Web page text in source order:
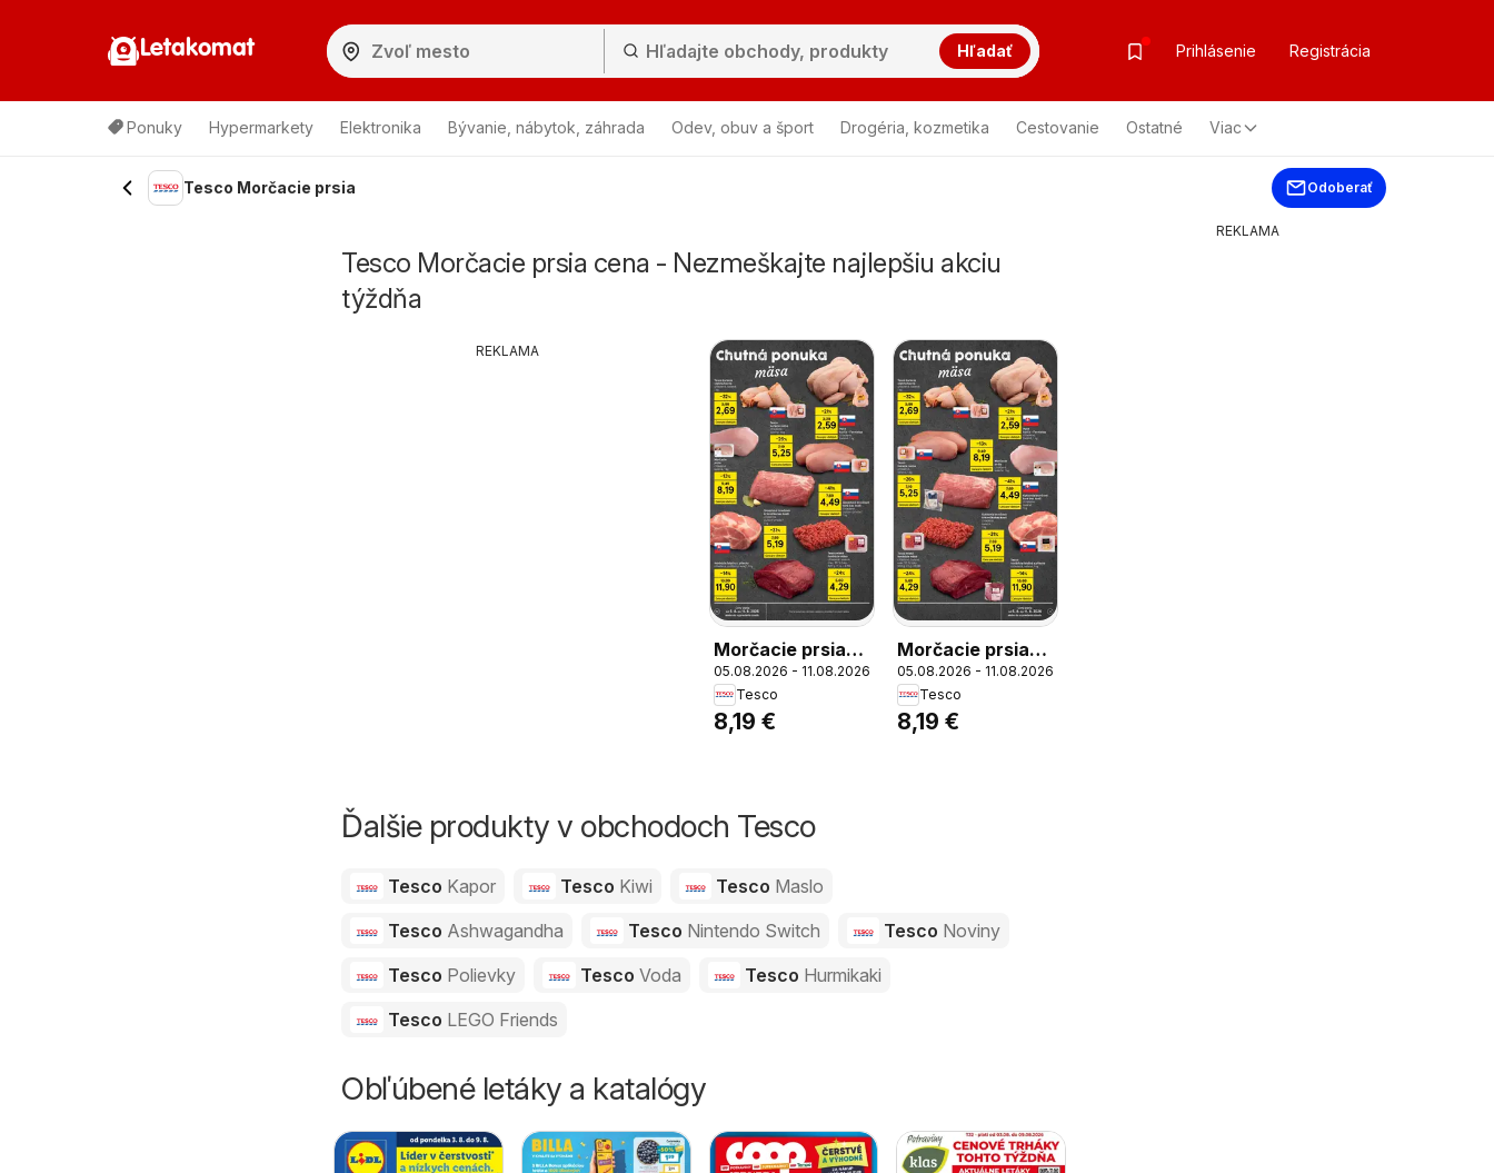
Letakomat Hľadať Prihlásenie Registrácia
Ponuky Hypermarkety Elektronika Bývanie, nábytok, záhrada Odev, obuv a šport Drogéria, kozmetika Cestovanie Ostatné Viac
Tesco Morčacie prsia Odoberať
Tesco Morčacie prsia cena - Nezmeškajte najlepšiu akciu
týždňa
REKLAMA
Morčacie prsia
chladené,
balené, 1 kg,
Morčacie prsia
05.08.2026 - 11.08.2026
Tesco
8,19 €
Morčacie prsia
chladené,
balené, 1 kg,
Morčacie prsia
05.08.2026 - 11.08.2026
Tesco
8,19 €
Ďalšie produkty v obchodoch Tesco
Tesco Kapor Tesco Kiwi Tesco Maslo
Tesco Ashwagandha Tesco Nintendo Switch Tesco Noviny
Tesco Polievky Tesco Voda Tesco Hurmikaki
Tesco LEGO Friends
Obľúbené letáky a katalógy
REKLAMA